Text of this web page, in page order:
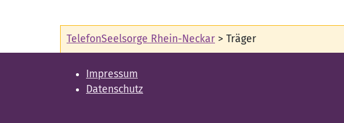
TelefonSeelsorge Rhein-Neckar > Träger
Impressum
Datenschutz